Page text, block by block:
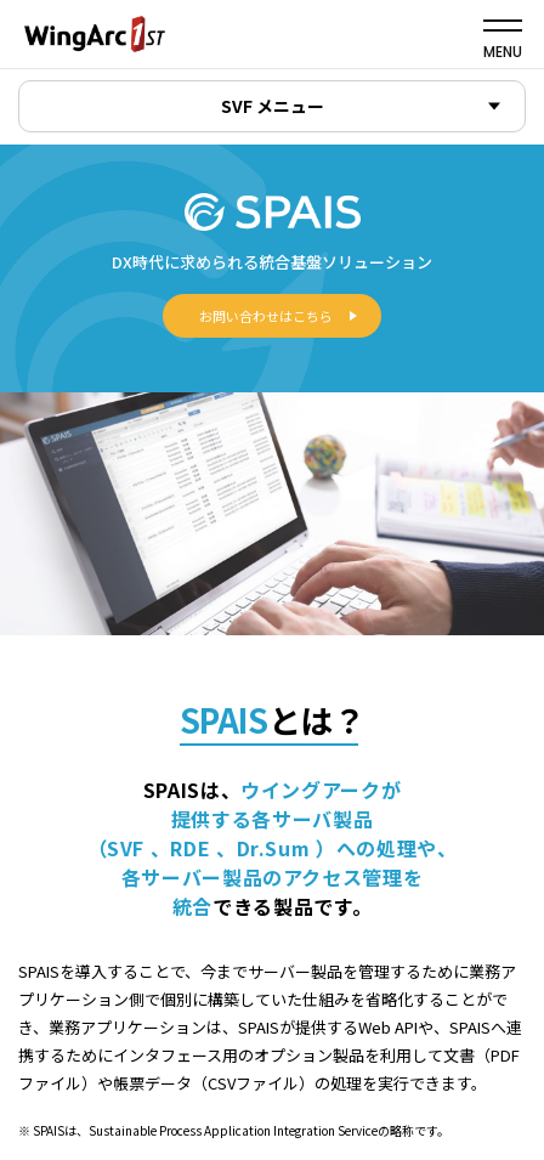
MENU
SVF メニュー
DX時代に求められる統合基盤ソリューション
お問い合わせはこちら
SPAISとは？
SPAISは、 ウイングアークが
提供する各サーバ製品
（SVF 、RDE 、Dr.Sum ）への処理や、
各サーバー製品のアクセス管理を
統合できる製品です。
SPAISを導入することで、今までサーバー製品を管理するために業務ア
プリケーション側で個別に構築していた仕組みを省略化することがで
き、業務アプリケーションは、SPAISが提供するWeb APIや、SPAISへ連
携するためにインタフェース用のオプション製品を利用して文書（PDF
ファイル）や帳票データ（CSVファイル）の処理を実行できます。
※ SPAISは、Sustainable Process Application Integration Serviceの略称です。